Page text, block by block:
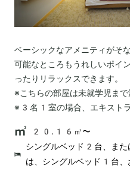
ベーシックなアメニティがそ
可能なところもうれしいポイ
ったりリラックスできます。
※こちらの部屋は未就学児まで
※3名1室の場合、エキストラ
20.16㎡〜
シングルベッド2台、ま
は、シングルベッド1台